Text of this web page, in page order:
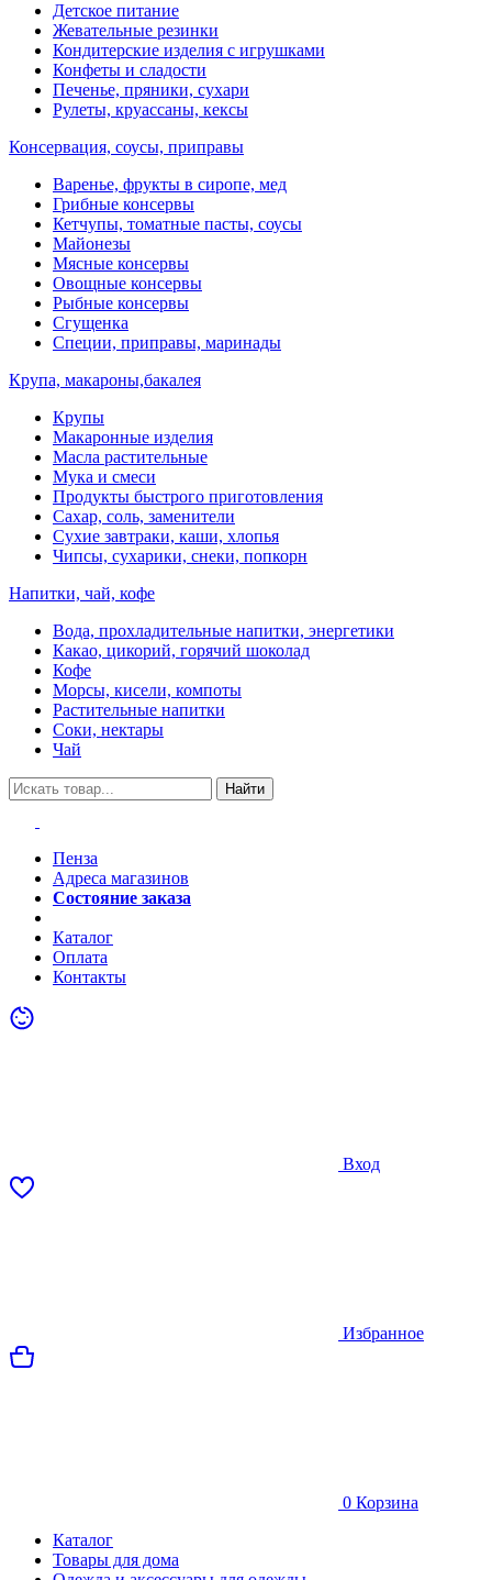
Детское питание
Жевательные резинки
Кондитерские изделия с игрушками
Конфеты и сладости
Печенье, пряники, сухари
Рулеты, круассаны, кексы
Консервация, соусы, приправы
Варенье, фрукты в сиропе, мед
Грибные консервы
Кетчупы, томатные пасты, соусы
Майонезы
Мясные консервы
Овощные консервы
Рыбные консервы
Сгущенка
Специи, приправы, маринады
Крупа, макароны,бакалея
Крупы
Макаронные изделия
Масла растительные
Мука и смеси
Продукты быстрого приготовления
Сахар, соль, заменители
Сухие завтраки, каши, хлопья
Чипсы, сухарики, снеки, попкорн
Напитки, чай, кофе
Вода, прохладительные напитки, энергетики
Какао, цикорий, горячий шоколад
Кофе
Морсы, кисели, компоты
Растительные напитки
Соки, нектары
Чай
Найти
Пенза
Адреса магазинов
Состояние заказа
Каталог
Оплата
Контакты
Вход
Избранное
0 Корзина
Каталог
Товары для дома